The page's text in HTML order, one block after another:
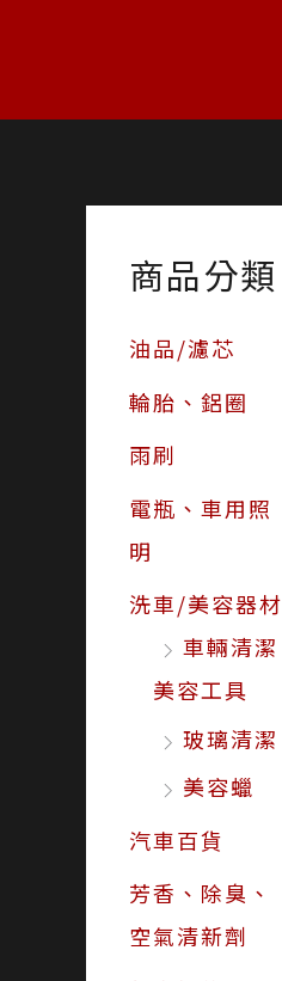
商品分類
油品/濾芯
輪胎、鋁圈
雨刷
電瓶、車用照
明
洗車/美容器材
車輛清潔
美容工具
玻璃清潔
美容蠟
汽車百貨
芳香、除臭、
空氣清新劑